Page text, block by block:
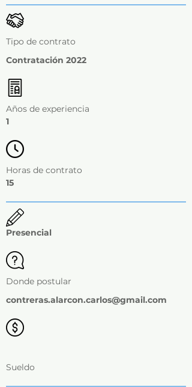
Tipo de contrato
Contratación 2022
Años de experiencia
1
Horas de contrato
15
Presencial
Donde postular
contreras.alarcon.carlos@gmail.com
Sueldo